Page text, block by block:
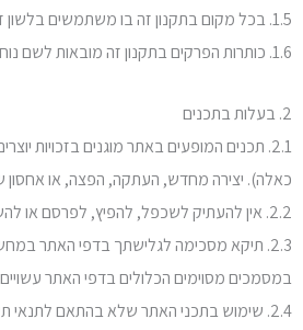
1.5. בכל מקום בתקנון זה בו משתמשים בלשון זכר, הכוונה גם לנקבה במשתמע.
1.6. כותרות הפרקים בתקנון זה מובאות לשם נוחות והתמצאות המשתמש ולא ישמשו לפרשנות התקנון.
2. בעלות בתכנים
2.1. תכנים המופעים באתר מוגנים בזכויות
כאלה). יצירה מחדש, העתקה, הפצה, או
2.2. אין להעתיק לשכפל, להפיץ, לפרסם או להשתמש בכל דרך אחרת בתכנים המופיעים באתר אלא אם כן תיקא נתנה את הסכמתה לכך, בכתב ומראש.
2.3. תיקא מסכימה לגלישתך בדפי האתר
במסמכים מסוימים הכלולים בדפי האתר
2.4. שימוש בתכני האתר שלא בהתאם לתנאי תקנון זה עשוי להוות הפרה של זכויות הקניין הרוחני של תיקא ובמקרה שכזה, כל אחד מהגופים הנ"ל עשוי לנקוט בצעדים משפטיים על מנת להגן על זכויות אלה.